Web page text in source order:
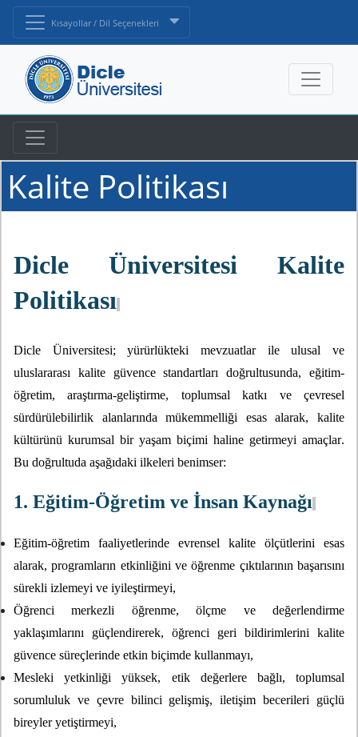
Kısayollar / Dil Seçenekleri
Kalite Politikası
Dicle Üniversitesi Kalite
Politikası
Dicle Üniversitesi; yürürlükteki mevzuatlar ile ulusal ve
uluslararası kalite güvence standartları doğrultusunda, eğitim-
öğretim, araştırma-geliştirme, toplumsal katkı ve çevresel
sürdürülebilirlik alanlarında mükemmelliği esas alarak, kalite
kültürünü kurumsal bir yaşam biçimi haline getirmeyi amaçlar.
Bu doğrultuda aşağıdaki ilkeleri benimser:
1. Eğitim-Öğretim ve İnsan Kaynağı
Eğitim-öğretim faaliyetlerinde evrensel kalite ölçütlerini esas
alarak, programların etkinliğini ve öğrenme çıktılarının başarısını
sürekli izlemeyi ve iyileştirmeyi,
Öğrenci merkezli öğrenme, ölçme ve değerlendirme
yaklaşımlarını güçlendirerek, öğrenci geri bildirimlerini kalite
güvence süreçlerinde etkin biçimde kullanmayı,
Mesleki yetkinliği yüksek, etik değerlere bağlı, toplumsal
sorumluluk ve çevre bilinci gelişmiş, iletişim becerileri güçlü
bireyler yetiştirmeyi,